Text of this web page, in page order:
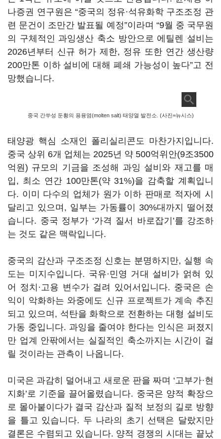
나증권 연구원은 “중국의 정유·석유화학 구조조정 관
련 문건이 조만간 발표될 예정”이라며 “9월 중 국무원
의 구체적인 과잉생산 축소 방안으로 에틸렌 설비는
2026년부터 신규 허가 제한, 정유 또한 연간 생산량
200만톤 이하 설비에 대해 폐쇄 가능성이 높다”고 전
망했습니다.
중국 간쑤성 둔황의 용융염(molten salt) 태양열 발전소. (사진=뉴시스)
태양광 핵심 소재인 폴리실리콘도 마찬가지입니다.
중국 상위 6개 업체는 2025년 약 500억위안(9조3500
억원) 규모의 기금을 조성해 과잉 설비와 재고를 매
입, 최소 연간 100만톤(약 31%)을 감축할 계획입니
다. 이미 다수의 업체가 원가 이하 판매로 적자에 시
달리고 있으며, 일부는 가동률이 30%대까지 떨어졌
습니다. 중국 정부가 ‘가격 질서 바로잡기’를 강조하
는 것도 같은 맥락입니다.
중국의 감산과 구조조정 신호는 분명하지만, 실행 속
도는 미지수입니다. 국유·민영 거대 설비가 얽혀 있
어 정치·고용 변수가 걸려 있어서입니다. 중국은 손
익이 악화하는 와중에도 신규 프로젝트가 계속 추진
되고 있으며, 석탄을 화학으로 전환하는 대형 설비도
가동 중입니다. 과잉을 줄여야 한다는 인식은 퍼졌지
만 업계 안팎에서는 실질적인 축소까지는 시간이 걸
릴 것이라는 관측이 나옵니다.
미국은 과감히 덜어내고 새로운 판을 짜며 ‘고부가·현
지화’로 기준을 끌어올렸습니다. 중국은 양적 확장으
로 몰아붙이다가 결국 감산과 질적 보정의 길로 방향
을 틀고 있습니다. 두 나라의 초기 선택은 달랐지만
결론은 수렴되고 있습니다. 양적 경쟁의 시대는 끝났